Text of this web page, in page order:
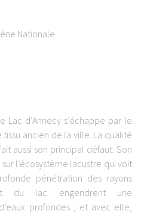
Nationale
d’Annecy s’échappe par le
ancien de la ville. La qualité
aussi son principal défaut. Son
l’écosystème lacustre qui voit
pénétration des rayons
du lac engendrent une
profondes ; et avec elle,